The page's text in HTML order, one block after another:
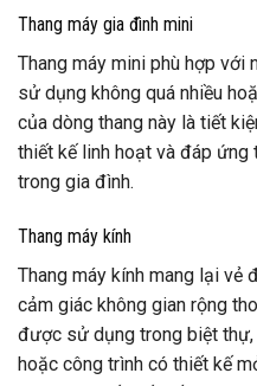
Thang máy gia đình mini
Thang máy mini phù hợp với
sử dụng không quá nhiều
của dòng thang này là tiết
thiết kế linh hoạt và đáp ứng
trong gia đình.
Thang máy kính
Thang máy kính mang lại vẻ
cảm giác không gian rộng
được sử dụng trong biệt
hoặc công trình có thiết kế